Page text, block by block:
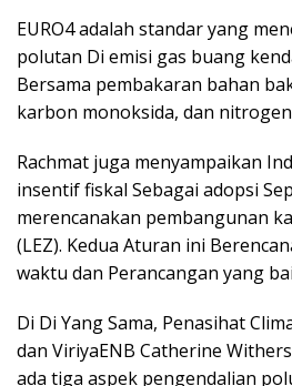
EURO4 adalah standar yang
polutan Di emisi gas buang
Bersama pembakaran bahan
karbon monoksida, dan
Rachmat juga menyampaikan
insentif fiskal Sebagai adopsi
merencanakan pembangunan
(LEZ). Kedua Aturan ini
waktu dan Perancangan yang
Di Di Yang Sama, Penasihat
dan ViriyaENB Catherine
ada tiga aspek pengendalian